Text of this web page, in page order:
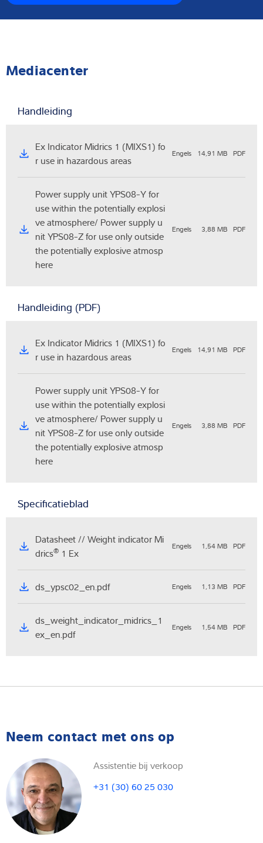
Mediacenter
Handleiding
Ex Indicator Midrics 1 (MIXS1) fo
r use in hazardous areas
Engels 14,91 MB PDF
Power supply unit YPS08-Y for
use within the potentially explosi
ve atmosphere/ Power supply u
nit YPS08-Z for use only outside
the potentially explosive atmosp
here
Engels 3,88 MB PDF
Handleiding (PDF)
Ex Indicator Midrics 1 (MIXS1) fo
r use in hazardous areas
Engels 14,91 MB PDF
Power supply unit YPS08-Y for
use within the potentially explosi
ve atmosphere/ Power supply u
nit YPS08-Z for use only outside
the potentially explosive atmosp
here
Engels 3,88 MB PDF
Specificatieblad
Datasheet // Weight indicator Mi
drics® 1 Ex
Engels 1,54 MB PDF
ds_ypsc02_en.pdf Engels 1,13 MB PDF
ds_weight_indicator_midrics_1
ex_en.pdf
Engels 1,54 MB PDF
Neem contact met ons op
Assistentie bij verkoop
+31 (30) 60 25 030